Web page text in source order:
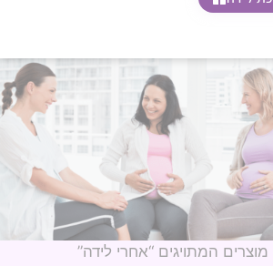
המתויגים “אחרי לידה”